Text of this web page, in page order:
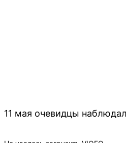
11 мая очевидцы